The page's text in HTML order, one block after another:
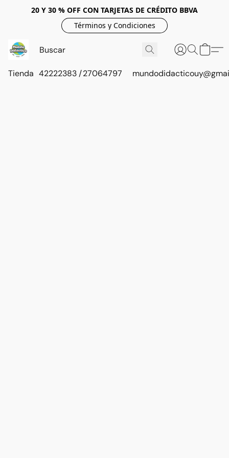
20 Y 30 % OFF CON TARJETAS DE CRÉDITO BBVA
Términos y Condiciones
Tienda 42222383 / 27064797